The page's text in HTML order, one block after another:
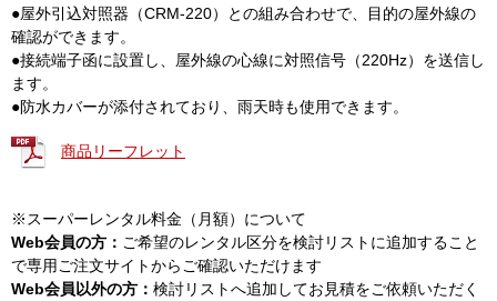
●屋外引込対照器（CRM-220）との組み合わせで、目的の屋外線の
確認ができます。
●接続端子函に設置し、屋外線の心線に対照信号（220Hz）を送信し
ます。
●防水カバーが添付されており、雨天時も使用できます。
商品リーフレット
※スーパーレンタル料金（月額）について
Web会員の方： ご希望のレンタル区分を検討リストに追加すること
で専用ご注文サイトからご確認いただけます
Web会員以外の方： 検討リストへ追加してお見積をご依頼いただく